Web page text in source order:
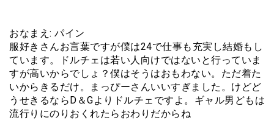
おなまえ: パイン
服好きさんお言葉ですが僕は24で仕事も充実し結婚もし
ています。ドルチェは若い人向けではないと行っていま
すが高いからでしょ？僕はそうはおもわない。ただ着た
いからきるだけ。まっぴーさんいいすぎました。けどど
うせきるならD＆Gよりドルチェですよ。ギャル男どもは
流行りにのりおくれたらおわりだからね